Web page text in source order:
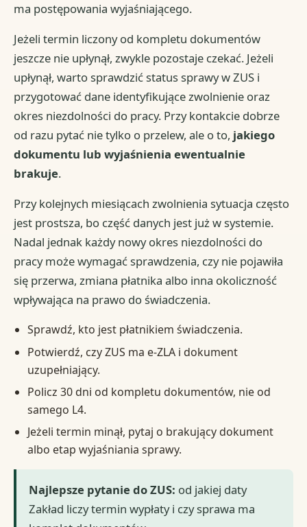
ma postępowania wyjaśniającego.
Jeżeli termin liczony od kompletu dokumentów
jeszcze nie upłynął, zwykle pozostaje czekać. Jeżeli
upłynął, warto sprawdzić status sprawy w ZUS i
przygotować dane identyfikujące zwolnienie oraz
okres niezdolności do pracy. Przy kontakcie dobrze
od razu pytać nie tylko o przelew, ale o to, jakiego
dokumentu lub wyjaśnienia ewentualnie
brakuje.
Przy kolejnych miesiącach zwolnienia sytuacja często
jest prostsza, bo część danych jest już w systemie.
Nadal jednak każdy nowy okres niezdolności do
pracy może wymagać sprawdzenia, czy nie pojawiła
się przerwa, zmiana płatnika albo inna okoliczność
wpływająca na prawo do świadczenia.
Sprawdź, kto jest płatnikiem świadczenia.
Potwierdź, czy ZUS ma e-ZLA i dokument
uzupełniający.
Policz 30 dni od kompletu dokumentów, nie od
samego L4.
Jeżeli termin minął, pytaj o brakujący dokument
albo etap wyjaśniania sprawy.
Najlepsze pytanie do ZUS: od jakiej daty
Zakład liczy termin wypłaty i czy sprawa ma